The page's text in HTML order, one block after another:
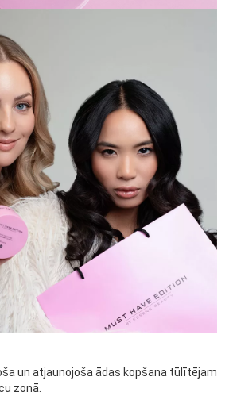
un atjaunojoša ādas kopšana tūlītējam
zonā.